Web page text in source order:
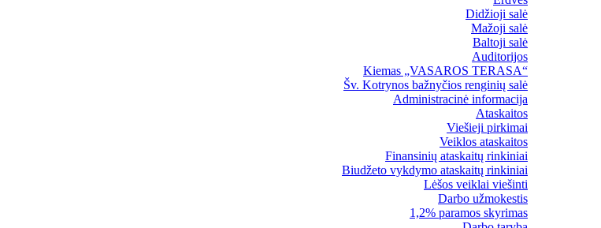
Didžioji salė
Mažoji salė
Baltoji salė
Auditorijos
Kiemas „VASAROS TERASA“
Šv. Kotrynos bažnyčios renginių salė
Administracinė informacija
Ataskaitos
Viešieji pirkimai
Veiklos ataskaitos
Finansinių ataskaitų rinkiniai
Biudžeto vykdymo ataskaitų rinkiniai
Lėšos veiklai viešinti
Darbo užmokestis
1,2% paramos skyrimas